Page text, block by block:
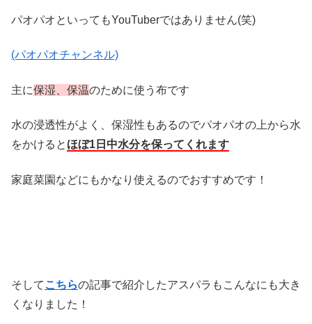
パオパオといってもYouTuberではありません(笑)
(パオパオチャンネル)
主に保湿、保温のために使う布です
水の浸透性がよく、保湿性もあるのでパオパオの上から水
をかけると ほぼ1日中水分を保ってくれます
家庭菜園などにもかなり使えるのでおすすめです！
そして こちらの記事で紹介したアスパラもこんなにも大き
くなりました！